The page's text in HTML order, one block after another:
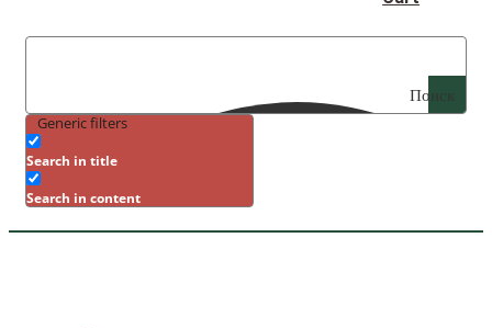
Поиск
Generic filters
Search in title
Search in content